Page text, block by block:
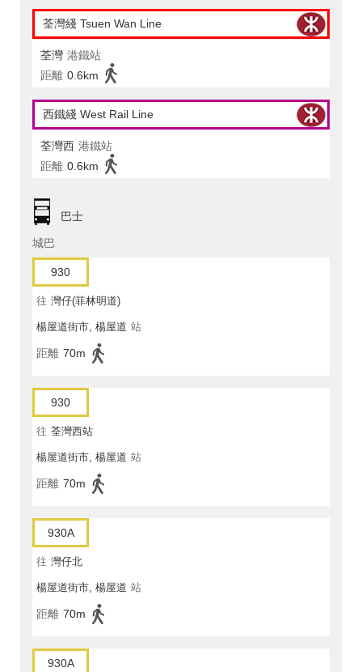
荃灣綫 Tsuen Wan Line
荃灣 港鐵站
距離 0.6km
西鐵綫 West Rail Line
荃灣西 港鐵站
距離 0.6km
巴士
城巴
930
往 灣仔(菲林明道)
楊屋道街市, 楊屋道 站
距離 70m
930
往 荃灣西站
楊屋道街市, 楊屋道 站
距離 70m
930A
往 灣仔北
楊屋道街市, 楊屋道 站
距離 70m
930A